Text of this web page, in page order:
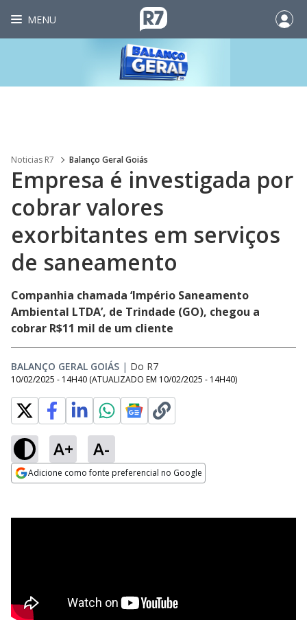
MENU
Noticias R7 Balanço Geral Goiás
Empresa é investigada por
cobrar valores
exorbitantes em serviços
de saneamento
Companhia chamada ‘Império Saneamento
Ambiental LTDA’, de Trindade (GO), chegou a
cobrar R$11 mil de um cliente
BALANÇO GERAL GOIÁS | Do R7
10/02/2025 - 14H40 (ATUALIZADO EM 10/02/2025 - 14H40)
A+ A-
Adicione como fonte preferencial no Google